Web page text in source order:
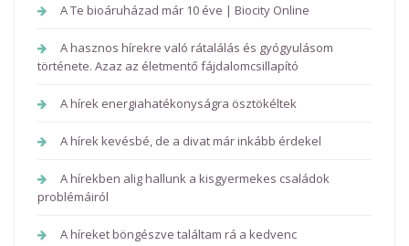
A Te bioáruházad már 10 éve | Biocity Online
A hasznos hírekre való rátalálás és gyógyulásom
története. Azaz az életmentő fájdalomcsillapító
A hírek energiahatékonyságra ösztökéltek
A hírek kevésbé, de a divat már inkább érdekel
A hírekben alig hallunk a kisgyermekes családok
problémáiról
A híreket böngészve találtam rá a kedvenc